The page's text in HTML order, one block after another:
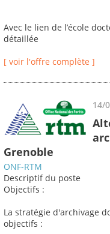
Avec le lien de l’école
détaillée
[ voir l'offre complète ]
14/
Grenoble
ONF-RTM
Descriptif du poste
Objectifs :
La stratégie d'archivage
objectifs :